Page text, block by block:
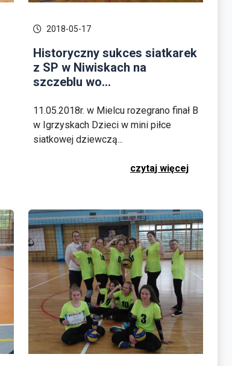
2018-05-17
Historyczny sukces siatkarek
z SP w Niwiskach na
szczeblu wo...
11.05.2018r. w Mielcu rozegrano finał B
w Igrzyskach Dzieci w mini piłce
siatkowej dziewczą...
czytaj więcej